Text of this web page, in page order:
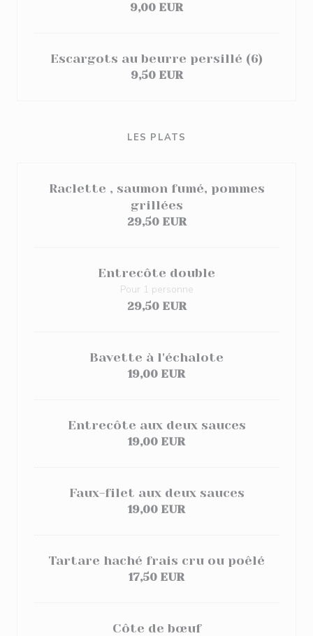
9,00 EUR
Escargots au beurre persillé (6)
9,50 EUR
LES PLATS
Raclette , saumon fumé, pommes
grillées
29,50 EUR
Entrecôte double
Pour 1 personne
29,50 EUR
Bavette à l'échalote
19,00 EUR
Entrecôte aux deux sauces
19,00 EUR
Faux-filet aux deux sauces
19,00 EUR
Tartare haché frais cru ou poêlé
17,50 EUR
Côte de bœuf